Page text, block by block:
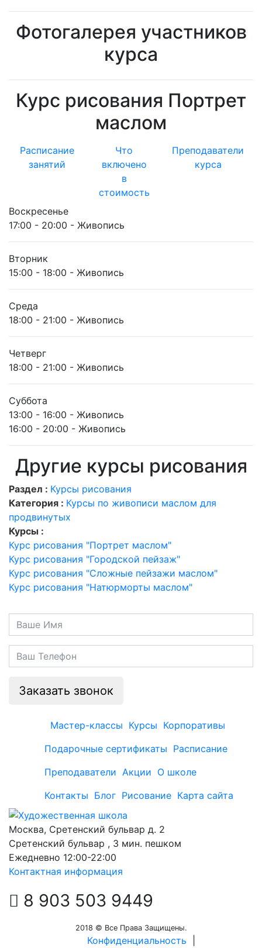
Фотогалерея участников
курса
Курс рисования Портрет
маслом
Расписание
занятий
Что
включено
в
стоимость
Преподаватели
курса
Воскресенье
17:00 - 20:00 - Живопись
Вторник
15:00 - 18:00 - Живопись
Среда
18:00 - 21:00 - Живопись
Четверг
18:00 - 21:00 - Живопись
Суббота
13:00 - 16:00 - Живопись
16:00 - 20:00 - Живопись
Другие курсы рисования
Раздел : Курсы рисования
Категория : Курсы по живописи маслом для
продвинутых
Курсы :
Курс рисования "Портрет маслом"
Курс рисования "Городской пейзаж"
Курс рисования "Сложные пейзажи маслом"
Курс рисования "Натюрморты маслом"
Заказать звонок
Мастер-классы Курсы Корпоративы
Подарочные сертификаты Расписание
Преподаватели Акции О школе
Контакты Блог Рисование Карта сайта
Москва, Сретенский бульвар д. 2
Сретенский бульвар , 3 мин. пешком
Ежедневно 12:00-22:00
Контактная информация
8 903 503 9449
2018 © Все Права Защищены.
Конфиденциальность